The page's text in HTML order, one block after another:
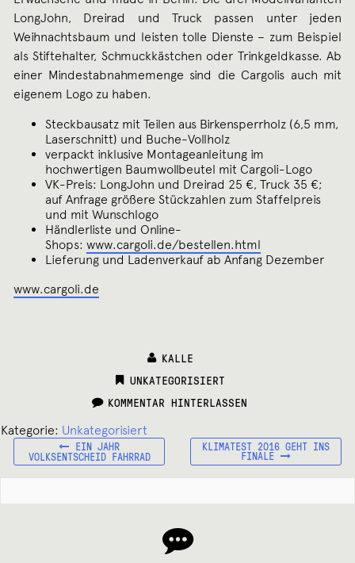
LongJohn, Dreirad und Truck passen unter jeden
Weihnachtsbaum und leisten tolle Dienste – zum Beispiel
als Stiftehalter, Schmuckkästchen oder Trinkgeldkasse. Ab
einer Mindestabnahmemenge sind die Cargolis auch mit
eigenem Logo zu haben.
Steckbausatz mit Teilen aus Birkensperrholz (6,5 mm,
Laserschnitt) und Buche-Vollholz
verpackt inklusive Montageanleitung im
hochwertigen Baumwollbeutel mit Cargoli-Logo
VK-Preis: LongJohn und Dreirad 25 €, Truck 35 €;
auf Anfrage größere Stückzahlen zum Staffelpreis
und mit Wunschlogo
Händlerliste und Online-
Shops: www.cargoli.de/bestellen.html
Lieferung und Ladenverkauf ab Anfang Dezember
www.cargoli.de
KALLE
CATEGORIES:
UNKATEGORISIERT
KOMMENTAR HINTERLASSEN
Kategorie: Unkategorisiert
Beitragsnavigation
VORHERIGER
BEITRAG:
EIN JAHR
VOLKSENTSCHEID FAHRRAD
NÄCHSTER
BEITRAG:
KLIMATEST 2016 GEHT INS
FINALE